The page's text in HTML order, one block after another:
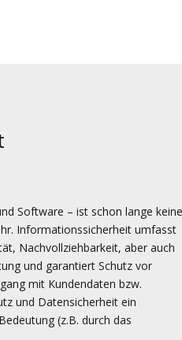
Software – ist schon lange keine
Informationssicherheit umfasst
Nachvollziehbarkeit, aber auch
und garantiert Schutz vor
mit Kundendaten bzw.
und Datensicherheit ein
(z.B. durch das